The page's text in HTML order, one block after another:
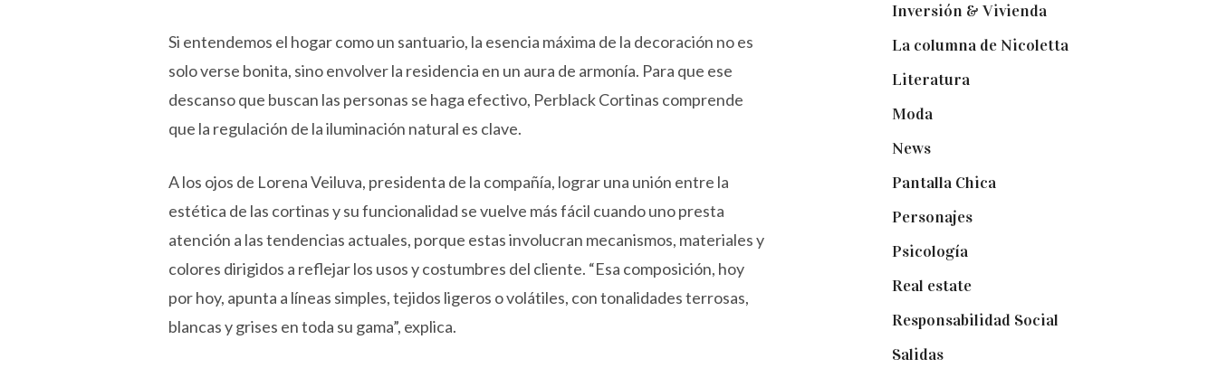
Si entendemos el hogar como un santuario, la esencia máxima de la decoración no es
solo verse bonita, sino envolver la residencia en un aura de armonía. Para que ese
descanso que buscan las personas se haga efectivo, Perblack Cortinas comprende
que la regulación de la iluminación natural es clave.
A los ojos de Lorena Veiluva, presidenta de la compañía, lograr una unión entre la
estética de las cortinas y su funcionalidad se vuelve más fácil cuando uno presta
atención a las tendencias actuales, porque estas involucran mecanismos, materiales y
colores dirigidos a reflejar los usos y costumbres del cliente. “Esa composición, hoy
por hoy, apunta a líneas simples, tejidos ligeros o volátiles, con tonalidades terrosas,
blancas y grises en toda su gama”, explica.
Inversión & Vivienda(5)
La columna de Nicoletta(5)
Literatura(1)
Moda(84)
News(24)
Pantalla Chica(22)
Personajes(9)
Psicología(60)
Real estate(7)
Responsabilidad Social
Salidas(16)